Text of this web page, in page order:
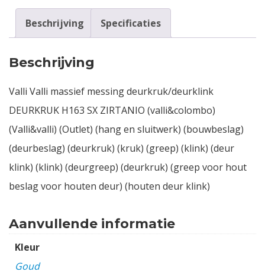
Beschrijving Specificaties
Beschrijving
Valli Valli massief messing deurkruk/deurklink
DEURKRUK H163 SX ZIRTANIO (valli&colombo)
(Valli&valli) (Outlet) (hang en sluitwerk) (bouwbeslag)
(deurbeslag) (deurkruk) (kruk) (greep) (klink) (deur
klink) (klink) (deurgreep) (deurkruk) (greep voor hout
beslag voor houten deur) (houten deur klink)
Aanvullende informatie
Kleur
Goud